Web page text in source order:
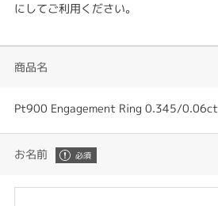
にしてご利用ください。
商品名
Pt900 Engagement Ring 0.345/0.06ct
お名前